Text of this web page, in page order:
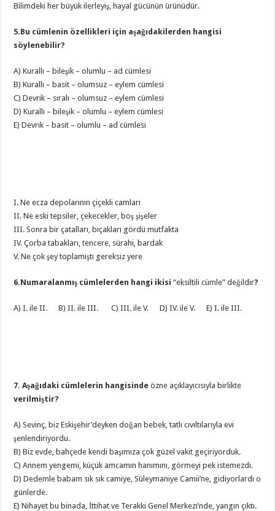
Bilimdeki her büyük ilerleyiş, hayal gücünün ürünüdür.
5.Bu cümlenin özellikleri için aşağıdakilerden hangisi
söylenebilir?
A) Kurallı – bileşik – olumlu – ad cümlesi
B) Kurallı – basit – olumsuz – eylem cümlesi
C) Devrik – sıralı – olumsuz – eylem cümlesi
D) Kurallı – bileşik – olumlu – eylem cümlesi
E) Devrik – basit – olumlu – ad cümlesi
I. Ne ecza depolarının çiçekli camları
II. Ne eski tepsiler, çekecekler, boş şişeler
III. Sonra bir çatalları, bıçakları gördü mutfakta
IV. Çorba tabakları, tencere, sürahi, bardak
V. Ne çok şey toplamıştı gereksiz yere
6.Numaralanmış cümlelerden hangi ikisi“eksiltili cümle” değildir?
A) I. ile II. B) II. ile III. C) III. ile V. D) IV. ile V. E) I. ile III.
7. Aşağıdaki cümlelerin hangisindeözne açıklayıcısıyla birlikte
verilmiştir?
A) Sevinç, biz Eskişehir’deyken doğan bebek, tatlı cıvıltılarıyla evi
şenlendiriyordu.
B) Biz evde, bahçede kendi başımıza çok güzel vakit geçiriyorduk.
C) Annem yengemi, küçük amcamın hanımını, görmeyi pek istemezdi.
D) Dedemle babam sık sık camiye, Süleymaniye Camii’ne, gidiyorlardı o
günlerde.
E) Nihayet bu binada, İttihat ve Terakki Genel Merkezi’nde, yangın çıktı.